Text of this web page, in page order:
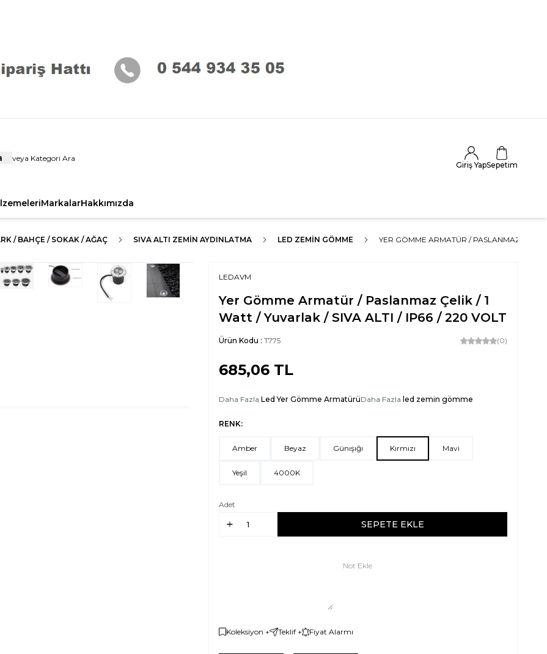
Giriş YapSepetim
MarkalarHakkımızda
/ BAHÇE / SOKAK / AĞAÇ SIVA ALTI ZEMIN AYDINLATMA LED ZEMIN GÖMME YER GÖMME ARMATÜR / PASLANMAZ ÇELIK
LEDAVM
Yer Gömme Armatür / Paslanmaz Çelik / 1
Watt / Yuvarlak / SIVA ALTI / IP66 / 220 VOLT
Ürün Kodu : T775 (0)
685,06 TL
Daha Fazla Led Yer Gömme ArmatürüDaha Fazla led zemin gömme
RENK:
Amber Beyaz Günışığı Kırmızı Mavi
Yeşil 4000K
Adet
SEPETE EKLE
Not Ekle
Koleksiyon + Teklif + Fiyat Alarmı